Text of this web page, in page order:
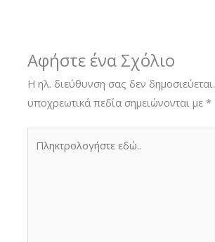
Αφήστε ένα Σχόλιο
Η ηλ. διεύθυνση σας δεν δημοσιεύεται.
υποχρεωτικά πεδία σημειώνονται με*